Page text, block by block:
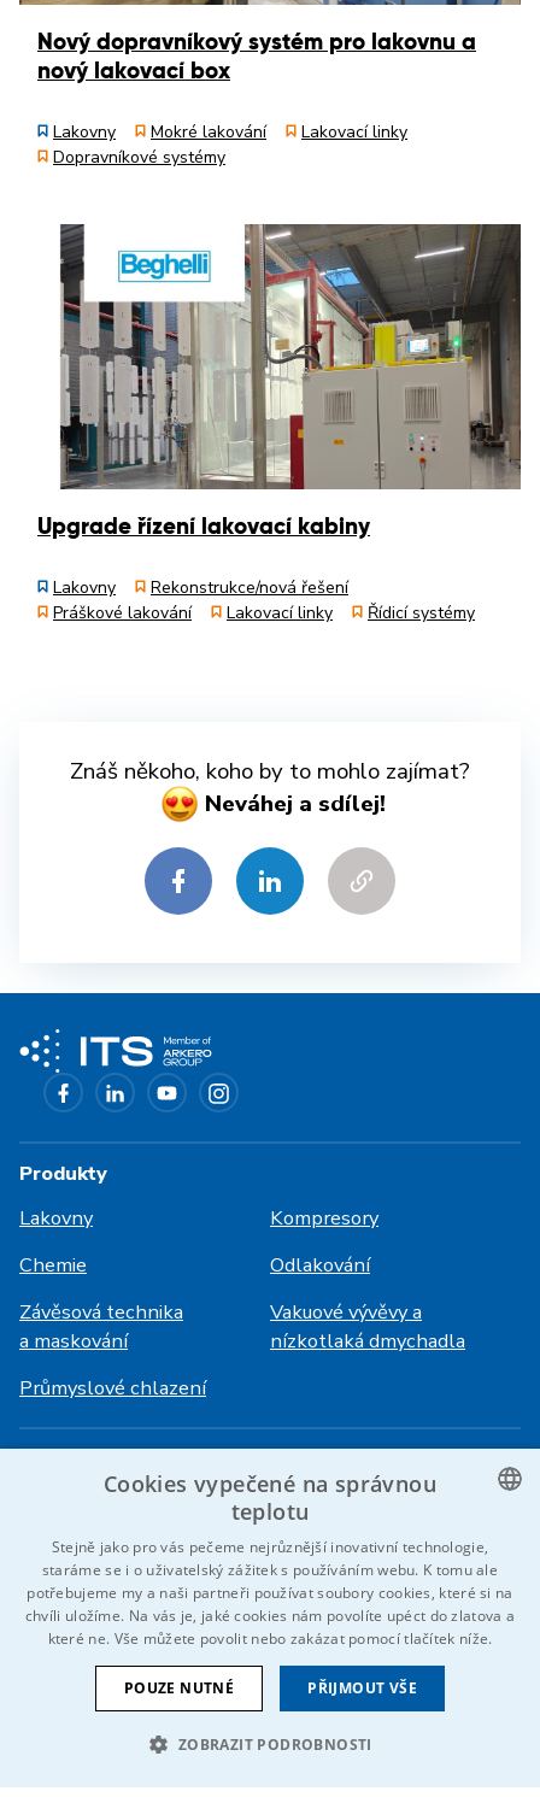
Nový dopravníkový systém pro lakovnu a
nový lakovací box
Lakovny Mokré lakování
Lakovací linky
Dopravníkové systémy
Upgrade řízení lakovací kabiny
Lakovny
Rekonstrukce/nová řešení
Práškové lakování
Lakovací linky Řídicí systémy
Znáš někoho, koho by to mohlo zajímat?
Neváhej a sdílej!
Produkty
Lakovny
Kompresory
Chemie
Odlakování
Závěsová technika
a maskování
Vakuové vývěvy a
nízkotlaká dmychadla
Průmyslové chlazení
Kariéra
Reference
Kontaktujte nás
HiVision
Technické listy
© 2026 IDEAL-Trade Service, spol. s r.o.
VOP
Cookies Oznámení EU
CZECH
GERMAN
Cookies vypečené na správnou
teplotu
Stejně jako pro vás pečeme nejrůznější inovativní technologie,
staráme se i o uživatelský zážitek s používáním webu. K tomu ale
potřebujeme my a naši partneři používat soubory cookies, které si na
chvíli uložíme. Na vás je, jaké cookies nám povolíte upéct do zlatova a
které ne. Vše můžete povolit nebo zakázat pomocí tlačítek níže.
PŘIJMOUT VŠE
POUZE NUTNÉ
ZOBRAZIT PODROBNOSTI